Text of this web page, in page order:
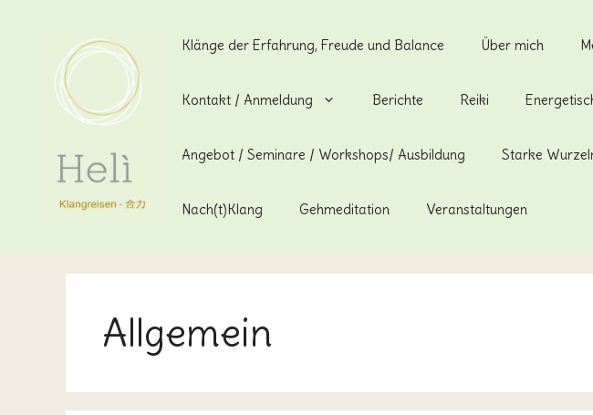
Klänge der Erfahrung, Freude und Balance Über mich
Kontakt / Anmeldung Berichte Reiki
Angebot / Seminare / Workshops/ Ausbildung Starke
Nach(t)Klang Gehmeditation Veranstaltungen
Allgemein